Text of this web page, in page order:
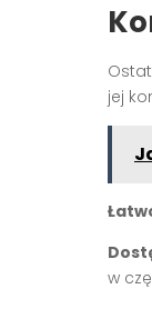
jej
w